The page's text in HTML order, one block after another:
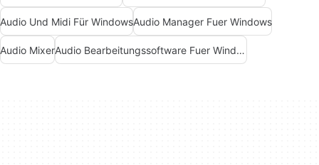
Audio Und Midi Für WindowsAudio Manager Fuer Windows
Audio Mixer Audio Bearbeitungssoftware Fuer Windows 7